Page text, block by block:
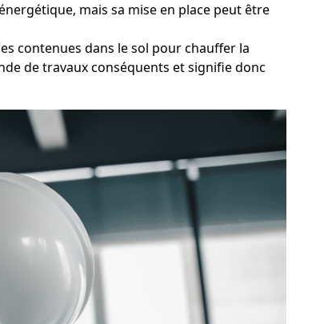
mais sa mise en place peut être
contenues dans le sol pour chauffer la
de travaux conséquents et signifie donc